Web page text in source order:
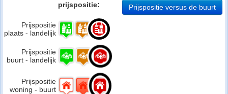
prijspositie:
Prijspositie
plaats - landelijk
Prijspositie
buurt - landelijk
Prijspositie
woning - buurt
Prijspositie versus de buurt